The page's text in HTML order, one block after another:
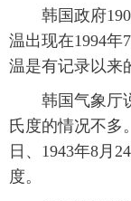
韩国政府1907
温出现在1994年
温是有记录以来
韩国气象厅说
氏度的情况不多
日、1943年8月
度。